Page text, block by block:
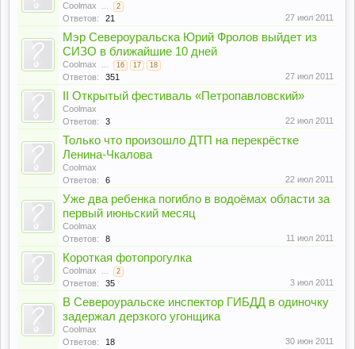
Coolmax ... 2
Ответов: 21 27 июл 2011
Мэр Североуральска Юрий Фролов выйдет из
СИЗО в ближайшие 10 дней
Coolmax ... 16 17 18
Ответов: 351 27 июл 2011
II Открытый фестиваль «Петропавловский»
Coolmax
Ответов:
3 22 июл 2011
Только что произошло ДТП на перекрёстке
Ленина-Чкалова
Coolmax
Ответов:
6 22 июл 2011
Уже два ребенка погибло в водоёмах области за
первый июньский месяц
Coolmax
Ответов:
8 11 июл 2011
Короткая фотопрогулка
Coolmax ... 2
Ответов: 35 3 июл 2011
В Североуральске инспектор ГИБДД в одиночку
задержал дерзкого угонщика
Coolmax
Ответов:
18 30 июн 2011